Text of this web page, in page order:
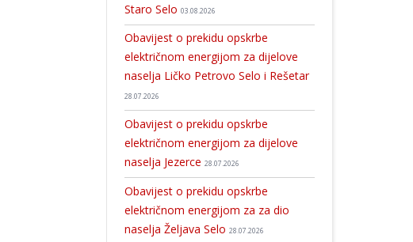
Staro Selo 03.08.2026
Obavijest o prekidu opskrbe
električnom energijom za dijelove
naselja Ličko Petrovo Selo i Rešetar
28.07.2026
Obavijest o prekidu opskrbe
električnom energijom za dijelove
naselja Jezerce 28.07.2026
Obavijest o prekidu opskrbe
električnom energijom za za dio
naselja Željava Selo 28.07.2026